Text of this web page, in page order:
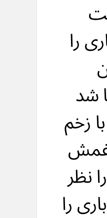
را
شد
زخم
غمش
نظر
را